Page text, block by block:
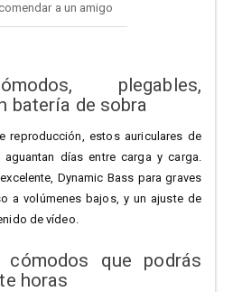
a un amigo
plegables,
batería de sobra
reproducción, estos auriculares de
días entre carga y carga.
Dynamic Bass para graves
a volúmenes bajos, y un ajuste de
de vídeo.
que podrás
horas